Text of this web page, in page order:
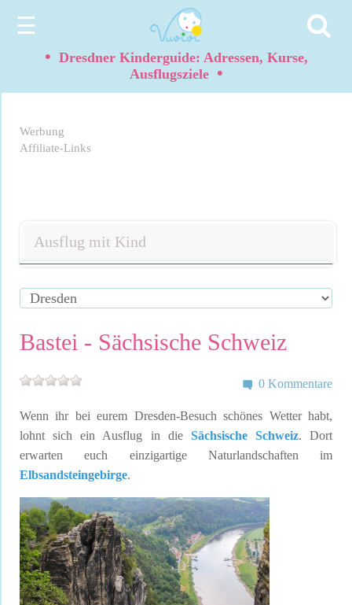
☰
• Dresdner Kinderguide: Adressen, Kurse,
Ausflugsziele •
Werbung
Affiliate-Links
Ausflug mit Kind
Bastei - Sächsische Schweiz
0 Kommentare
Wenn ihr bei eurem Dresden-Besuch schönes Wetter habt,
lohnt sich ein Ausflug in die Sächsische Schweiz. Dort
erwarten euch einzigartige Naturlandschaften im
Elbsandsteingebirge.